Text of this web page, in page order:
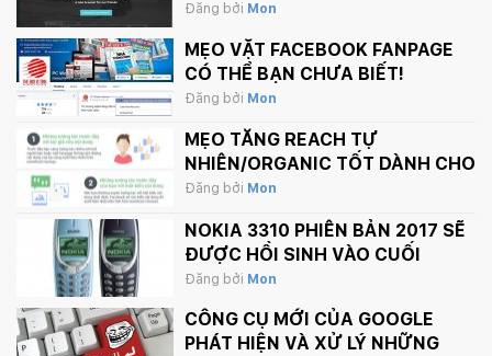
Đăng bởi Mon
MẸO VẶT FACEBOOK FANPAGE
CÓ THỂ BẠN CHƯA BIẾT!
Đăng bởi Mon
MẸO TĂNG REACH TỰ
NHIÊN/ORGANIC TỐT DÀNH CHO
FANPAGE CỦA BẠN
Đăng bởi Mon
NOKIA 3310 PHIÊN BẢN 2017 SẼ
ĐƯỢC HỒI SINH VÀO CUỐI
THÁNG 2 NÀY
Đăng bởi Mon
CÔNG CỤ MỚI CỦA GOOGLE
PHÁT HIỆN VÀ XỬ LÝ NHỮNG